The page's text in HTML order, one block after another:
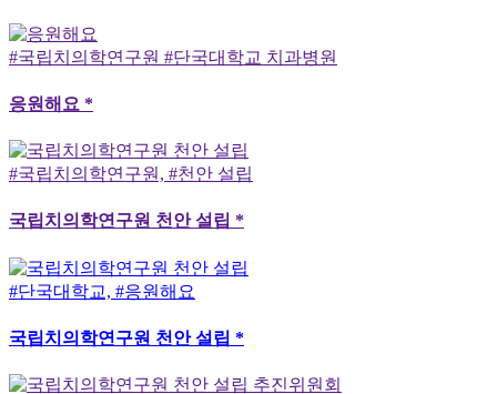
#국립치의학연구원 #단국대학교 치과병원
응원해요 *
#국립치의학연구원, #천안 설립
국립치의학연구원 천안 설립 *
#단국대학교, #응원해요
국립치의학연구원 천안 설립 *